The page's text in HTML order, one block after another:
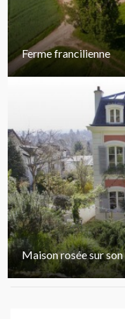
Ferme francilienne
Maison rosée sur